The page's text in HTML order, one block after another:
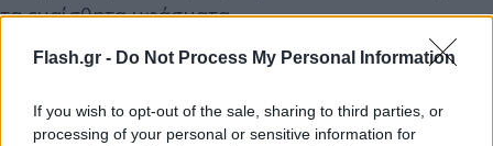
Flash.gr - Do Not Process My Personal Information
If you wish to opt-out of the sale, sharing to third parties, or
processing of your personal or sensitive information for
τα ευαίσθητα υφάσματα.
στο πλύσιμο